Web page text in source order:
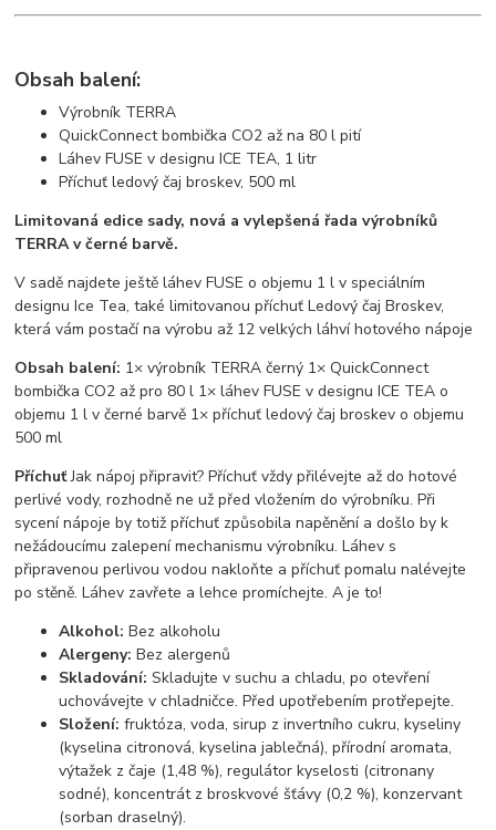
Obsah balení:
Výrobník TERRA
QuickConnect bombička CO2 až na 80 l pití
Láhev FUSE v designu ICE TEA, 1 litr
Příchuť ledový čaj broskev, 500 ml
Limitovaná edice sady, nová a vylepšená řada výrobníků
TERRA v černé barvě.
V sadě najdete ještě láhev FUSE o objemu 1 l v speciálním
designu Ice Tea, také limitovanou příchuť Ledový čaj Broskev,
která vám postačí na výrobu až 12 velkých láhví hotového nápoje
Obsah balení: 1× výrobník TERRA černý 1× QuickConnect
bombička CO2 až pro 80 l 1× láhev FUSE v designu ICE TEA o
objemu 1 l v černé barvě 1× příchuť ledový čaj broskev o objemu
500 ml
PříchuťJak nápoj připravit? Příchuť vždy přilévejte až do hotové
perlivé vody, rozhodně ne už před vložením do výrobníku. Při
sycení nápoje by totiž příchuť způsobila napěnění a došlo by k
nežádoucímu zalepení mechanismu výrobníku. Láhev s
připravenou perlivou vodou nakloňte a příchuť pomalu nalévejte
po stěně. Láhev zavřete a lehce promíchejte. A je to!
Alkohol: Bez alkoholu
Alergeny: Bez alergenů
Skladování: Skladujte v suchu a chladu, po otevření
uchovávejte v chladničce. Před upotřebením protřepejte.
Složení: fruktóza, voda, sirup z invertního cukru, kyseliny
(kyselina citronová, kyselina jablečná), přírodní aromata,
výtažek z čaje (1,48 %), regulátor kyselosti (citronany
sodné), koncentrát z broskvové šťávy (0,2 %), konzervant
(sorban draselný).